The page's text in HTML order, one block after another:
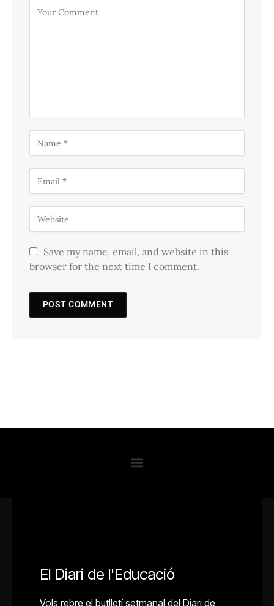
Save my name, email, and website in this
browser for the next time I comment.